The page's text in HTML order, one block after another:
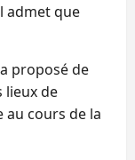
admet que
proposé de
lieux de
cours de la